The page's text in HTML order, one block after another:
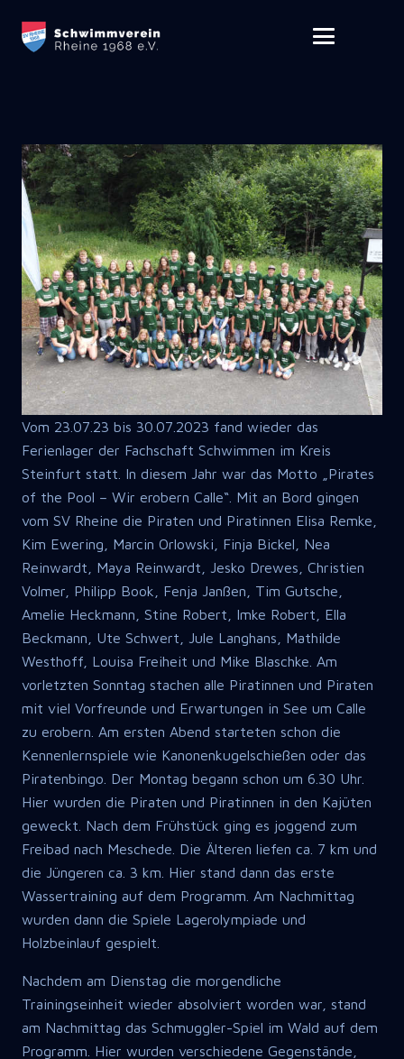
Vom 23.07.23 bis 30.07.2023 fand wieder das
Ferienlager der Fachschaft Schwimmen im Kreis
Steinfurt statt. In diesem Jahr war das Motto „Pirates
of the Pool – Wir erobern Calle“. Mit an Bord gingen
vom SV Rheine die Piraten und Piratinnen Elisa Remke,
Kim Ewering, Marcin Orlowski, Finja Bickel, Nea
Reinwardt, Maya Reinwardt, Jesko Drewes, Christien
Volmer, Philipp Book, Fenja Janßen, Tim Gutsche,
Amelie Heckmann, Stine Robert, Imke Robert, Ella
Beckmann, Ute Schwert, Jule Langhans, Mathilde
Westhoff, Louisa Freiheit und Mike Blaschke. Am
vorletzten Sonntag stachen alle Piratinnen und Piraten
mit viel Vorfreunde und Erwartungen in See um Calle
zu erobern. Am ersten Abend starteten schon die
Kennenlernspiele wie Kanonenkugelschießen oder das
Piratenbingo. Der Montag begann schon um 6.30 Uhr.
Hier wurden die Piraten und Piratinnen in den Kajüten
geweckt. Nach dem Frühstück ging es joggend zum
Freibad nach Meschede. Die Älteren liefen ca. 7 km und
die Jüngeren ca. 3 km. Hier stand dann das erste
Wassertraining auf dem Programm. Am Nachmittag
wurden dann die Spiele Lagerolympiade und
Holzbeinlauf gespielt.
Nachdem am Dienstag die morgendliche
Trainingseinheit wieder absolviert worden war, stand
am Nachmittag das Schmuggler-Spiel im Wald auf dem
Programm. Hier wurden verschiedene Gegenstände,